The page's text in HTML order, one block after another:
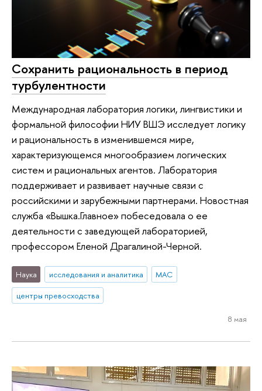
Сохранить рациональность в период
турбулентности
Международная лаборатория логики, лингвистики и
формальной философии НИУ ВШЭ исследует логику
и рациональность в изменившемся мире,
характеризующемся многообразием логических
систем и рациональных агентов. Лаборатория
поддерживает и развивает научные связи с
российскими и зарубежными партнерами. Новостная
служба «Вышка.Главное» побеседовала о ее
деятельности с заведующей лабораторией,
профессором Еленой Драгалиной-Черной.
Наука исследования и аналитика
МАС
центры превосходства
8 мая